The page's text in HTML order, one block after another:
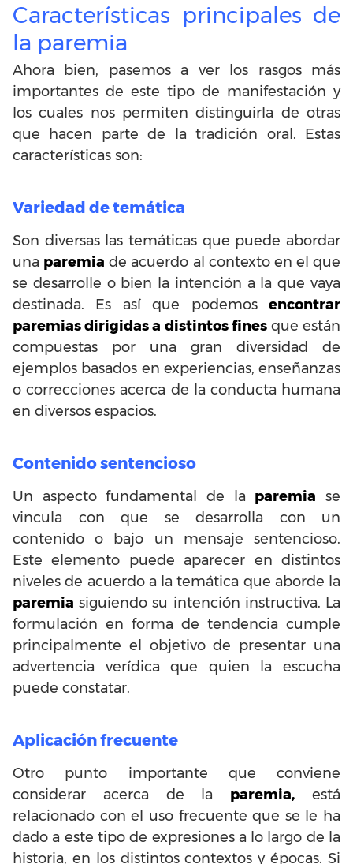
Características principales de
la paremia
Ahora bien, pasemos a ver los rasgos más
importantes de este tipo de manifestación y
los cuales nos permiten distinguirla de otras
que hacen parte de la tradición oral. Estas
características son:
Variedad de temática
Son diversas las temáticas que puede abordar
una paremia de acuerdo al contexto en el que
se desarrolle o bien la intención a la que vaya
destinada. Es así que podemos encontrar
paremias dirigidas a distintos finesque están
compuestas por una gran diversidad de
ejemplos basados en experiencias, enseñanzas
o correcciones acerca de la conducta humana
en diversos espacios.
Contenido sentencioso
Un aspecto fundamental de la paremia se
vincula con que se desarrolla con un
contenido o bajo un mensaje sentencioso.
Este elemento puede aparecer en distintos
niveles de acuerdo a la temática que aborde la
paremia siguiendo su intención instructiva. La
formulación en forma de tendencia cumple
principalmente el objetivo de presentar una
advertencia verídica que quien la escucha
puede constatar.
Aplicación frecuente
Otro punto importante que conviene
considerar acerca de la paremia, está
relacionado con el uso frecuente que se le ha
dado a este tipo de expresiones a lo largo de la
historia, en los distintos contextos y épocas. Si